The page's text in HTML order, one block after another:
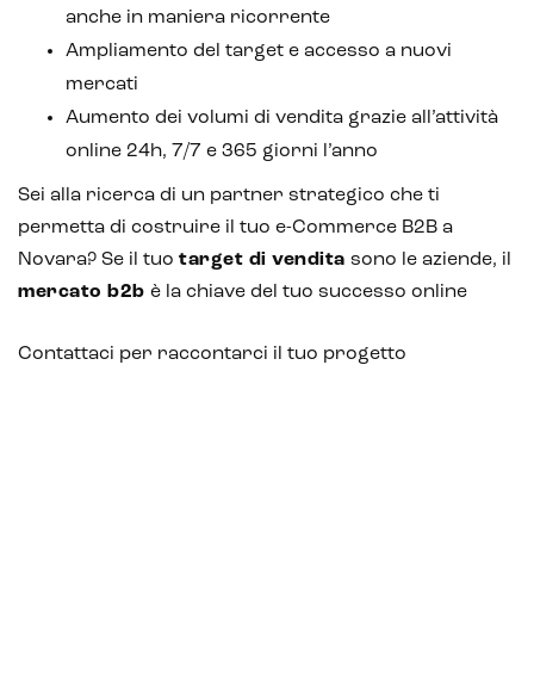
anche in maniera ricorrente
Ampliamento del target e accesso a nuovi
mercati
Aumento dei volumi di vendita grazie all’attività
online 24h, 7/7 e 365 giorni l’anno
Sei alla ricerca di un partner strategico che ti
permetta di costruire il tuo e-Commerce B2B a
Novara? Se il tuo target di vendita sono le aziende, il
mercato b2b è la chiave del tuo successo online
Contattaci per raccontarci il tuo progetto